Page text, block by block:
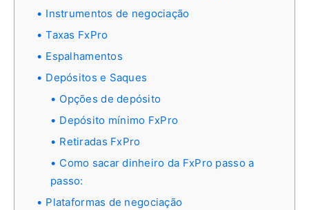
Instrumentos de negociação
Taxas FxPro
Espalhamentos
Depósitos e Saques
Opções de depósito
Depósito mínimo FxPro
Retiradas FxPro
Como sacar dinheiro da FxPro passo a
passo:
Plataformas de negociação